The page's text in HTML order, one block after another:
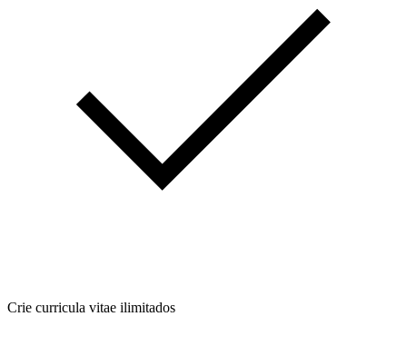
Crie curricula vitae ilimitados